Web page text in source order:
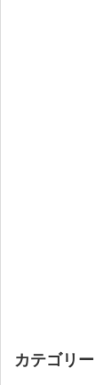
カテゴリー